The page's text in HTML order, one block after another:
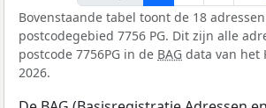
Bovenstaande tabel toont de 18
postcodegebied 7756 PG. Dit zijn alle
postcode 7756PG in de BAG data van het
2026.